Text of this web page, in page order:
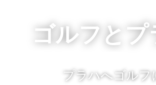
ゴルフとプ
プラハへゴルフ